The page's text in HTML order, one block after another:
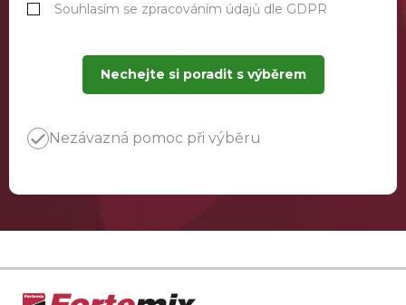
Souhlasím se zpracováním údajů dle GDPR
Nechejte si poradit s výběrem
Nezávazná pomoc při výběru